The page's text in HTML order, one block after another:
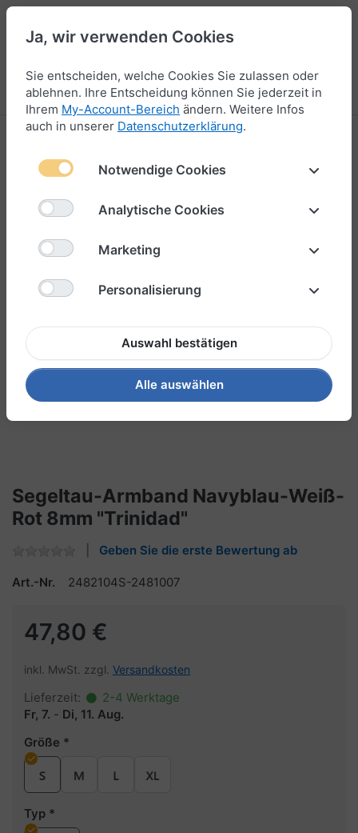
Menü Anmelden Vergleichen Wunschliste Warenkorb
Segeltau-Armband Navyblau-Weiß-
Rot 8mm "Trinidad"
Geben Sie die erste Bewertung ab
Art.-Nr. 2482104S-2481007
47,80 €
inkl. MwSt. zzgl. Versandkosten
Lieferzeit:
2-4 Werktage
Fr, 7. - Di, 11. Aug.
Größe
Typ
Ja, wir verwenden Cookies
Sie entscheiden, welche Cookies Sie zulassen oder
ablehnen. Ihre Entscheidung können Sie jederzeit in
Ihrem My-Account-Bereich ändern. Weitere Infos
auch in unserer Datenschutzerklärung.
Notwendige Cookies
Analytische Cookies
Marketing
Personalisierung
Auswahl bestätigen
Alle auswählen